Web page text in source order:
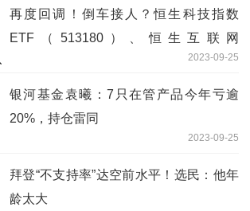
再度回调！倒车接人？恒生科技指数
ETF（513180）、恒生互联网
2023-09-25
银河基金袁曦：7只在管产品今年亏逾
20%，持仓雷同
2023-09-25
拜登“不支持率”达空前水平！选民：他年
龄太大